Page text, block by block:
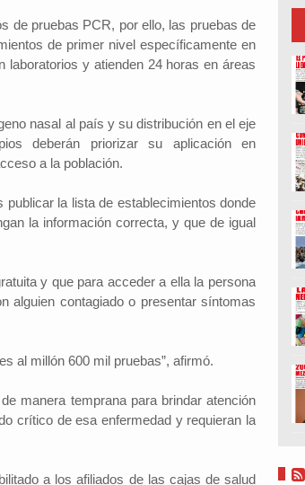
de pruebas PCR, por ello, las pruebas de
de primer nivel específicamente en
laboratorios y atienden 24 horas en áreas
nasal al país y su distribución en el eje
deberán priorizar su aplicación en
a la población.
la lista de establecimientos donde
la información correcta, y que de igual
y que para acceder a ella la persona
alguien contagiado o presentar síntomas
al millón 600 mil pruebas”, afirmó.
manera temprana para brindar atención
crítico de esa enfermedad y requieran la
a los afiliados de las cajas de salud